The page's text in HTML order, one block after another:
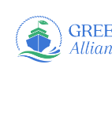
Vai
al